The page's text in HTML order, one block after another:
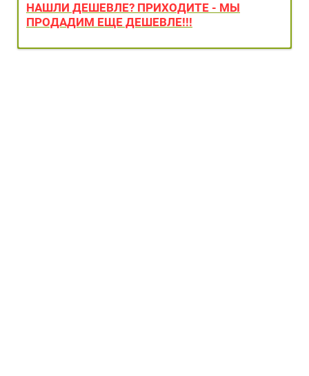
НАШЛИ ДЕШЕВЛЕ? ПРИХОДИТЕ - МЫ
ПРОДАДИМ ЕЩЕ ДЕШЕВЛЕ!!!